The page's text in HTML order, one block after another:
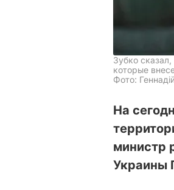
Зубко
которые
Фото:
На
министр
Украины